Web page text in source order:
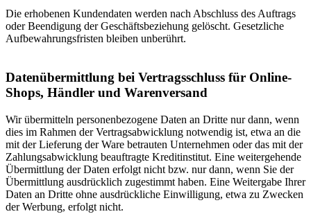
Die erhobenen Kundendaten werden nach Abschluss des Auftrags
oder Beendigung der Geschäftsbeziehung gelöscht. Gesetzliche
Aufbewahrungsfristen bleiben unberührt.
Datenübermittlung bei Vertragsschluss für Online-
Shops, Händler und Warenversand
Wir übermitteln personenbezogene Daten an Dritte nur dann, wenn
dies im Rahmen der Vertragsabwicklung notwendig ist, etwa an die
mit der Lieferung der Ware betrauten Unternehmen oder das mit der
Zahlungsabwicklung beauftragte Kreditinstitut. Eine weitergehende
Übermittlung der Daten erfolgt nicht bzw. nur dann, wenn Sie der
Übermittlung ausdrücklich zugestimmt haben. Eine Weitergabe Ihrer
Daten an Dritte ohne ausdrückliche Einwilligung, etwa zu Zwecken
der Werbung, erfolgt nicht.